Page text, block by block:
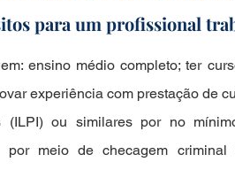
para um profissional
ensino médio completo; ter
experiência com prestação de
(ILPI) ou similares por no
por meio de checagem